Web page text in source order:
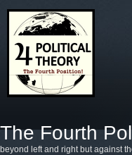
The Fourth
beyond left and right but against